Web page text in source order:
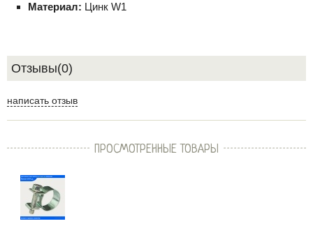
Материал: Цинк W1
Отзывы(0)
написать отзыв
ПРОСМОТРЕННЫЕ ТОВАРЫ